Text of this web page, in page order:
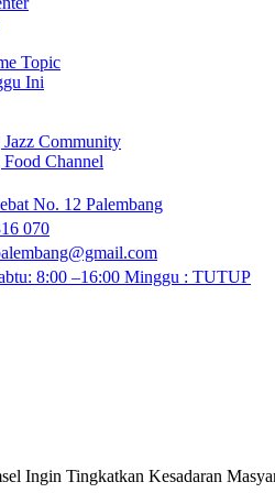
Topic
Ini
Jazz Community
Food Channel
No. 12 Palembang
070
8:00 –16:00 Minggu : TUTUP
Ingin Tingkatkan Kesadaran